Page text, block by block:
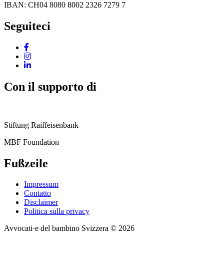
IBAN: CH04 8080 8002 2326 7279 7
Seguiteci
Con il supporto di
Stiftung Raiffeisenbank
MBF Foundation
Fußzeile
Impressum
Contatto
Disclaimer
Politica sulla privacy
Avvocati·e del bambino Svizzera © 2026